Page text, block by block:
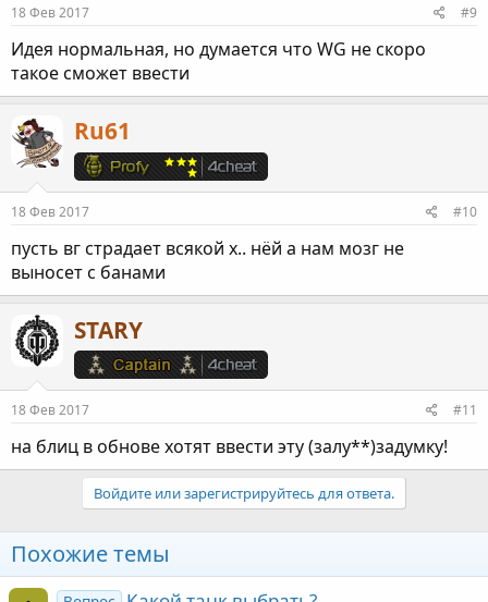
18 Фев 2017 #9
Идея нормальная, но думается что WG не скоро
такое сможет ввести
Ru61
18 Фев 2017 #10
пусть вг страдает всякой х.. нёй а нам мозг не
выносет с банами
STARY
18 Фев 2017 #11
на блиц в обнове хотят ввести эту (залу**)задумку!
Войдите или зарегистрируйтесь для ответа.
Похожие темы